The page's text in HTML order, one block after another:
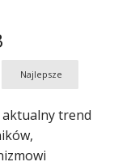
Najlepsze
trend